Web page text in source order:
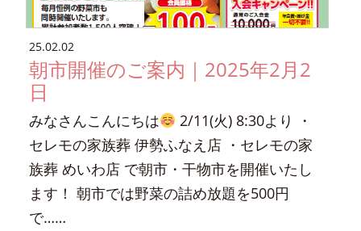
25.02.02
朝市開催のご案内｜2025年2月2
日
みなさんこんにちは
2/11(火) 8:30より ・
セレモの家族葬 伊勢ふなえ店 ・セレモの家
族葬 めいわ店 で朝市・干物市を開催いたし
ます！ 朝市では野菜の詰め放題を500円
で……